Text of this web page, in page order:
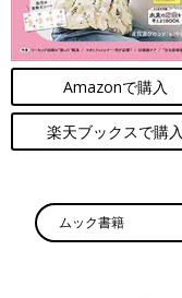
Amazonで購入
楽天ブックスで購入
ムック書籍